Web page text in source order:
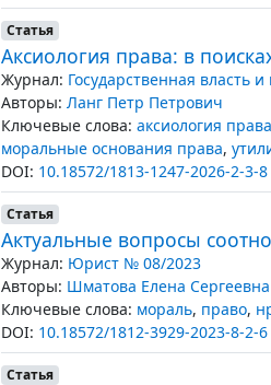
Статья
Аксиология права: в
Журнал: Государственная власть
Авторы: Ланг Петр Петрович
Ключевые слова: аксиология права
моральные основания права,
DOI: 10.18572/1813-1247-2026-2-3-8
Статья
Актуальные вопросы
Журнал: Юрист № 08/2023
Авторы: Шматова Елена Сергеевна
Ключевые слова: мораль, право,
DOI: 10.18572/1812-3929-2023-8-2-6
Статья